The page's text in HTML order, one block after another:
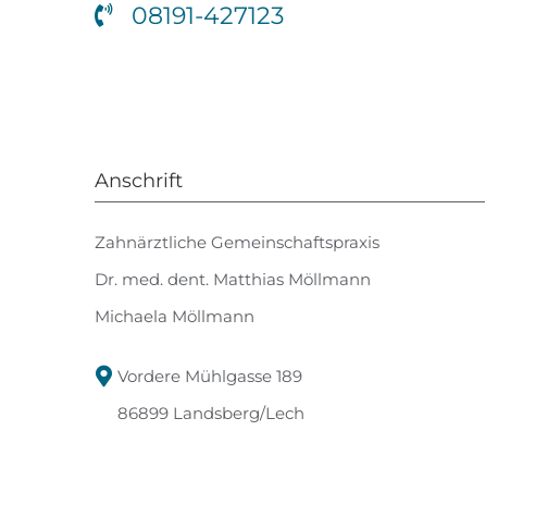
08191-427123
Anschrift
Zahnärztliche Gemeinschaftspraxis
Dr. med. dent. Matthias Möllmann
Michaela Möllmann
Vordere Mühlgasse 189
86899 Landsberg/Lech